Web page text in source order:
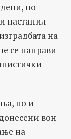
но
настапил
на
се направи
но и
вон
на